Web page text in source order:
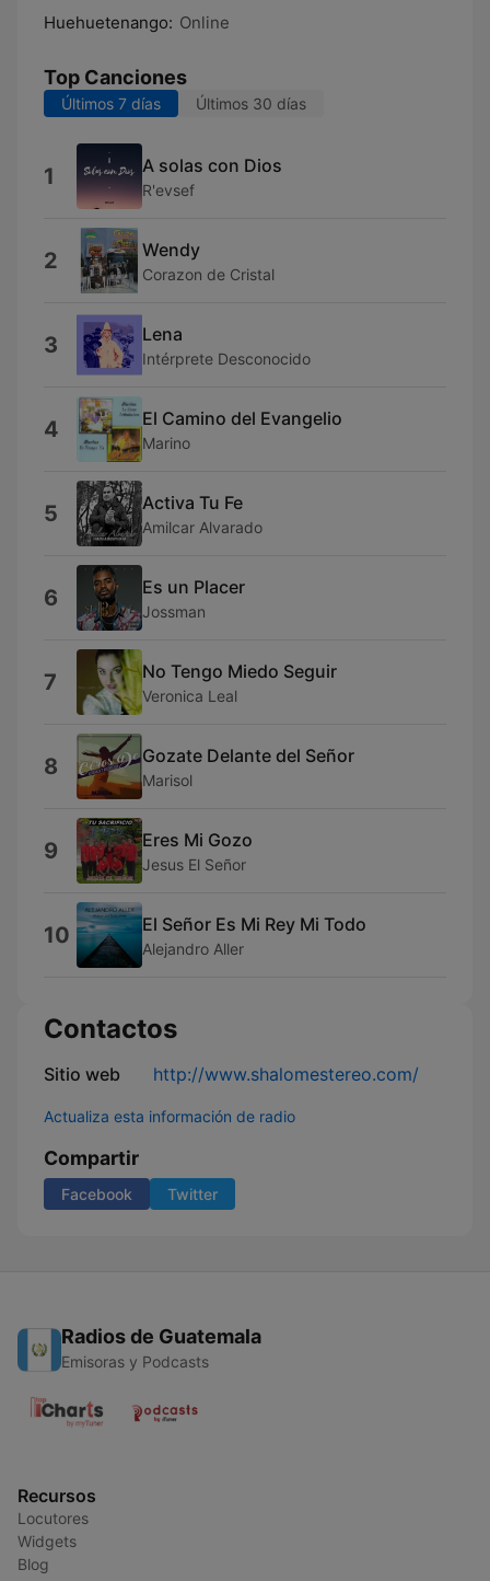
Huehuetenango: Online
Top Canciones
Últimos 7 días Últimos 30 días
1 A solas con Dios
R'evsef
2 Wendy
Corazon de Cristal
3 Lena
Intérprete Desconocido
4 El Camino del Evangelio
Marino
5 Activa Tu Fe
Amilcar Alvarado
6 Es un Placer
Jossman
7 No Tengo Miedo Seguir
Veronica Leal
8 Gozate Delante del Señor
Marisol
9 Eres Mi Gozo
Jesus El Señor
10 El Señor Es Mi Rey Mi Todo
Alejandro Aller
Contactos
Sitio web http://www.shalomestereo.com/
Actualiza esta información de radio
Compartir
Facebook Twitter
Radios de Guatemala
Emisoras y Podcasts
Recursos
Locutores
Widgets
Blog